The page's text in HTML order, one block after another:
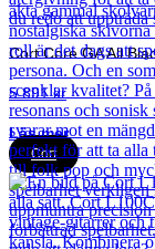
Cort Core GA All
5 891kr
Läs mer
Cort